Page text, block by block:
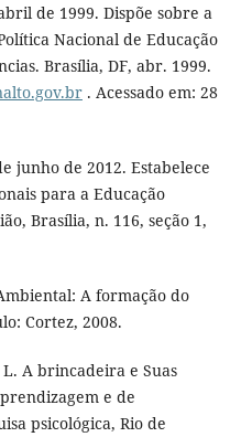
de 1999. Dispõe sobre a
Nacional de Educação
Brasília, DF, abr. 1999.
. Acessado em: 28
junho de 2012. Estabelece
para a Educação
Brasília, n. 116, seção 1,
A formação do
Cortez, 2008.
L. A brincadeira e Suas
e de
psicológica, Rio de